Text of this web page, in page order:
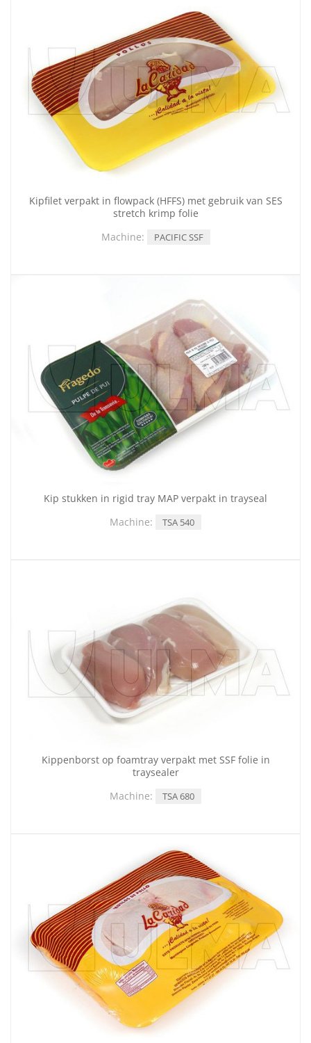
Kipfilet verpakt in flowpack (HFFS) met gebruik van SES
stretch krimp folie
Machine:
PACIFIC SSF
Kip stukken in rigid tray MAP verpakt in trayseal
Machine:
TSA 540
Kippenborst op foamtray verpakt met SSF folie in
traysealer
Machine:
TSA 680